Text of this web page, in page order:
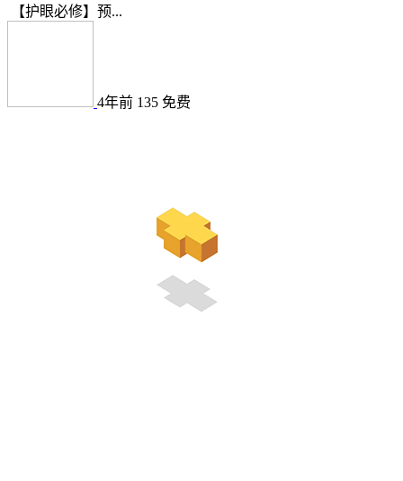
【护眼必修】预...
4年前 135 免费